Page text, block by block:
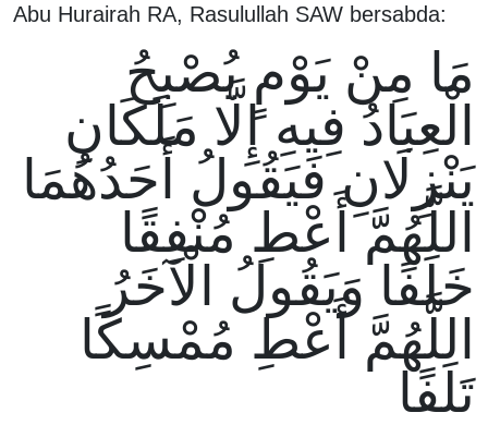
Abu Hurairah RA, Rasulullah SAW bersabda:
مَا مِنْ يَوْمٍ يُصْبِحُ
الْعِبَادُ فِيهِ إِلَّا مَلَكَانِ
يَنْزِلَانِ فَيَقُولُ أَحَدُهُمَا
اللَّهُمَّ أَعْطِ مُنْفِقًا
خَلَفًا وَيَقُولُ الْآخَرُ
اللَّهُمَّ أَعْطِ مُمْسِكًا
تَلَفًا